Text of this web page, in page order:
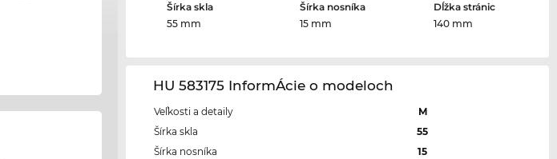
Šírka skla
55 mm
Šírka nosníka
15 mm
Dĺžka stránic
140 mm
HU 583175 InformÁcie o modeloch
Veľkosti a detaily
M
Šírka skla
55
Šírka nosníka
15